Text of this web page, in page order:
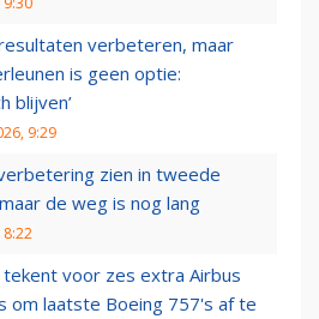
verbeteren, maar
is geen optie:
blijven’
9:29
zien in tweede
de weg is nog lang
tekent voor zes extra Airbus
om laatste Boeing 757's af te